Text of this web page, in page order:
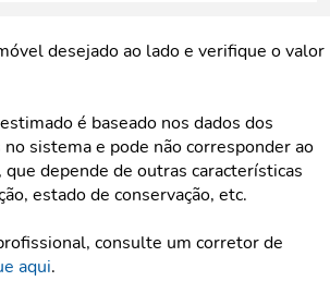
desejado ao lado e verifique o valor
é baseado nos dados dos
sistema e pode não corresponder ao
depende de outras características
estado de conservação, etc.
consulte um corretor de
aqui.